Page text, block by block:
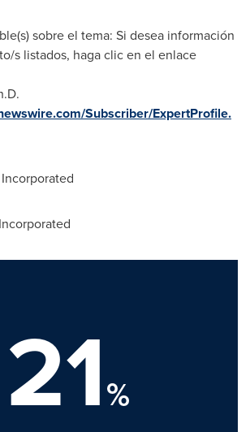
sobre el tema: Si desea información
s listados, haga clic en el enlace
Subscriber/ExpertProfile.
21%